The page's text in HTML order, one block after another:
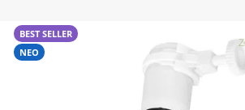
BEST SELLER
ΝΕΟ